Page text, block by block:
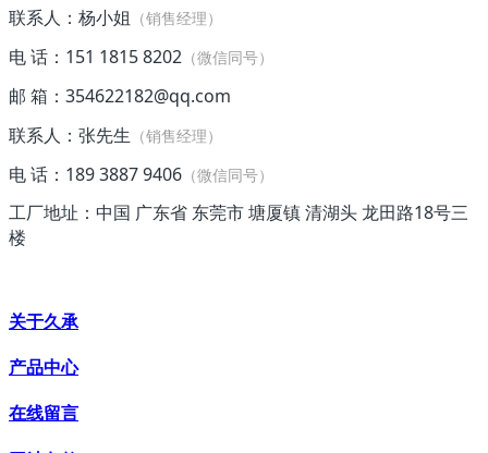
联系人：杨小姐 （销售经理）
电 话：151 1815 8202 （微信同号）
邮 箱：354622182@qq.com
联系人：张先生 （销售经理）
电 话：189 3887 9406 （微信同号）
工厂地址：中国 广东省 东莞市 塘厦镇 清湖头 龙田路18号三
楼
关于久承
产品中心
在线留言